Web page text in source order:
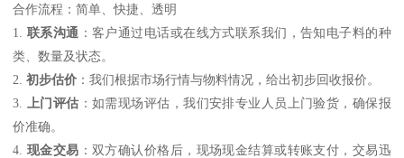
合作流程：简单、快捷、透明
1. 联系沟通 ：客户通过电话或在线方式联系我们，告知电子料的种
类、数量及状态。
2.初步估价 ：我们根据市场行情与物料情况，给出初步回收报价。
3.
上门评估 ：如需现场评估，我们安排专业人员上门验货，确保报
价准确。
4. 现金交易 ：双方确认价格后，现场现金结算或转账支付，交易迅